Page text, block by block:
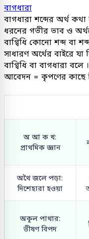
বাগধারা
বাগধারা শব্দের অর্থ
ধরনের গভীর ভাব ও
বাগ্বিধি কোনো শব্দ বা
সাধারণ অর্থের বাইরে যা
বাগ্বিধি বা বাগধারা
আবেদন = কৃপণের কাছে
অ আ ক খ:
প্রাথমিক জ্ঞান
অথৈ জলে পড়া:
দিশেহারা হওয়া
অকূল পাথার:
ভীষণ বিপদ